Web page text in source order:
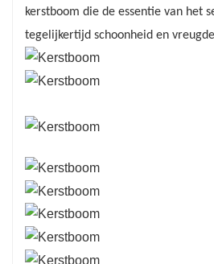
takken zijn zo ontworpen dat
behouden en bieden
favoriete versieringen en
voorkeur geeft aan een
ontwerpvoorkeuren.
kerstboom die de essentie van het
tegelijkertijd schoonheid en